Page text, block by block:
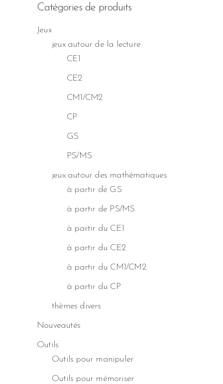
Catégories de produits
Jeux
jeux autour de la lecture
CE1
CE2
CM1/CM2
CP
GS
PS/MS
jeux autour des mathématiques
à partir de GS
à partir de PS/MS
à partir du CE1
à partir du CE2
à partir du CM1/CM2
à partir du CP
thèmes divers
Nouveautés
Outils
Outils pour manipuler
Outils pour mémoriser